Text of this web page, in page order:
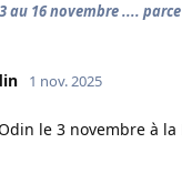
au 16 novembre .... parce
1 nov. 2025
le 3 novembre à la